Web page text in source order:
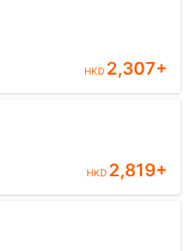
HKD 2,307+
HKD 2,819+